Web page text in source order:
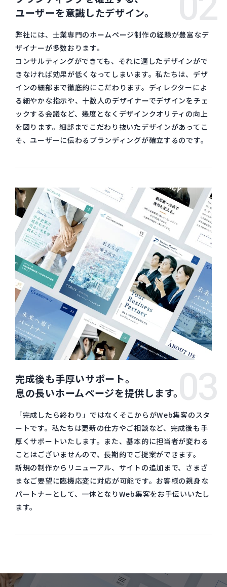
ユーザーを意識したデザイン。
弊社には、士業専門のホームページ制作の経験が豊富なデ
ザイナーが多数おります。
コンサルティングができても、それに適したデザインがで
きなければ効果が低くなってしまいます。私たちは、デザ
インの細部まで徹底的にこだわります。ディレクターによ
る細やかな指示や、十数人のデザイナーでデザインをチェ
ックする会議など、幾度となくデザインクオリティの向上
を図ります。細部までこだわり抜いたデザインがあってこ
そ、ユーザーに伝わるブランディングが確立するのです。
完成後も手厚いサポート。
息の長いホームページを提供します。
「完成したら終わり」ではなくそこからがWeb集客のスタ
ートです。私たちは更新の仕方やご相談など、完成後も手
厚くサポートいたします。また、基本的に担当者が変わる
ことはございませんので、長期的でご提案ができます。
新規の制作からリニューアル、サイトの追加まで、さまざ
まなご要望に臨機応変に対応が可能です。お客様の親身な
パートナーとして、一体となりWeb集客をお手伝いいたし
ます。